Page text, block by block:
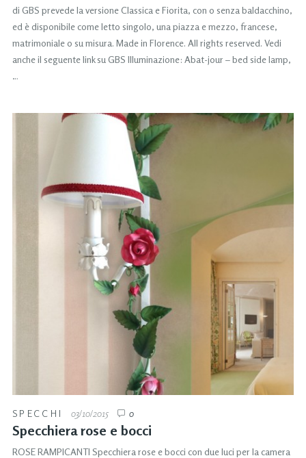
di GBS prevede la versione Classica e Fiorita, con o senza baldacchino,
ed è disponibile come letto singolo, una piazza e mezzo, francese,
matrimoniale o su misura. Made in Florence. All rights reserved. Vedi
anche il seguente link su GBS Illuminazione: Abat-jour – bed side lamp,
…
SPECCHI 03/10/2015 0
Specchiera rose e bocci
ROSE RAMPICANTI Specchiera rose e bocci con due luci per la camera